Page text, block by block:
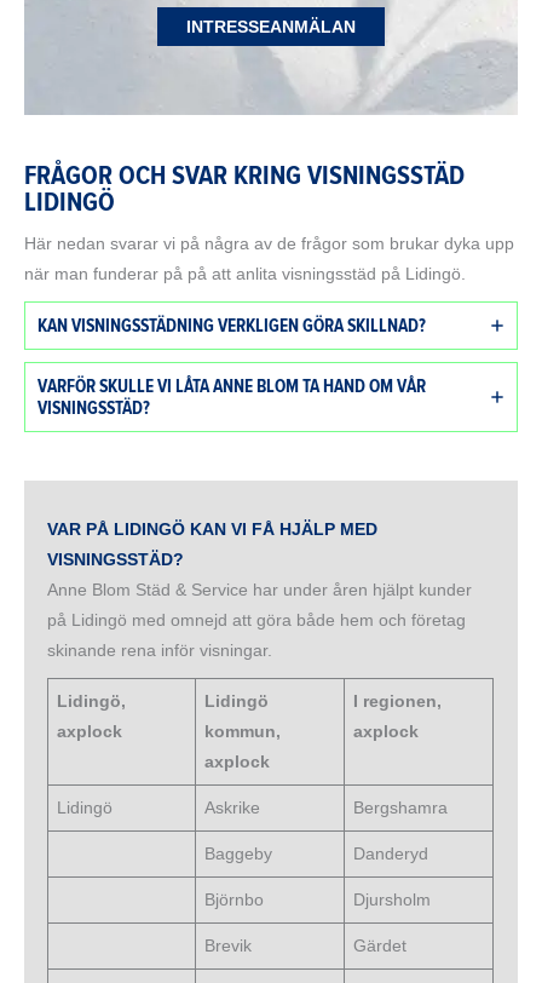
INTRESSEANMÄLAN
FRÅGOR OCH SVAR KRING VISNINGSSTÄD
LIDINGÖ
Här nedan svarar vi på några av de frågor som brukar dyka upp
när man funderar på på att anlita visningsstäd på Lidingö.
KAN VISNINGSSTÄDNING VERKLIGEN GÖRA SKILLNAD?
VARFÖR SKULLE VI LÅTA ANNE BLOM TA HAND OM VÅR
VISNINGSSTÄD?
VAR PÅ LIDINGÖ KAN VI FÅ HJÄLP MED
VISNINGSSTÄD?
Anne Blom Städ & Service har under åren hjälpt kunder
på Lidingö med omnejd att göra både hem och företag
skinande rena inför visningar.
Lidingö,
axplock
Lidingö
kommun,
axplock
I regionen,
axplock
Lidingö Askrike Bergshamra
Baggeby Danderyd
Björnbo Djursholm
Brevik Gärdet